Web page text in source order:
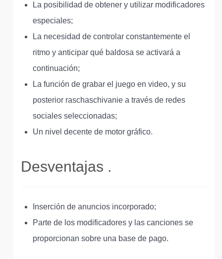
La posibilidad de obtener y utilizar modificadores
especiales;
La necesidad de controlar constantemente el
ritmo y anticipar qué baldosa se activará a
continuación;
La función de grabar el juego en video, y su
posterior raschaschivanie a través de redes
sociales seleccionadas;
Un nivel decente de motor gráfico.
Desventajas .
Inserción de anuncios incorporado;
Parte de los modificadores y las canciones se
proporcionan sobre una base de pago.